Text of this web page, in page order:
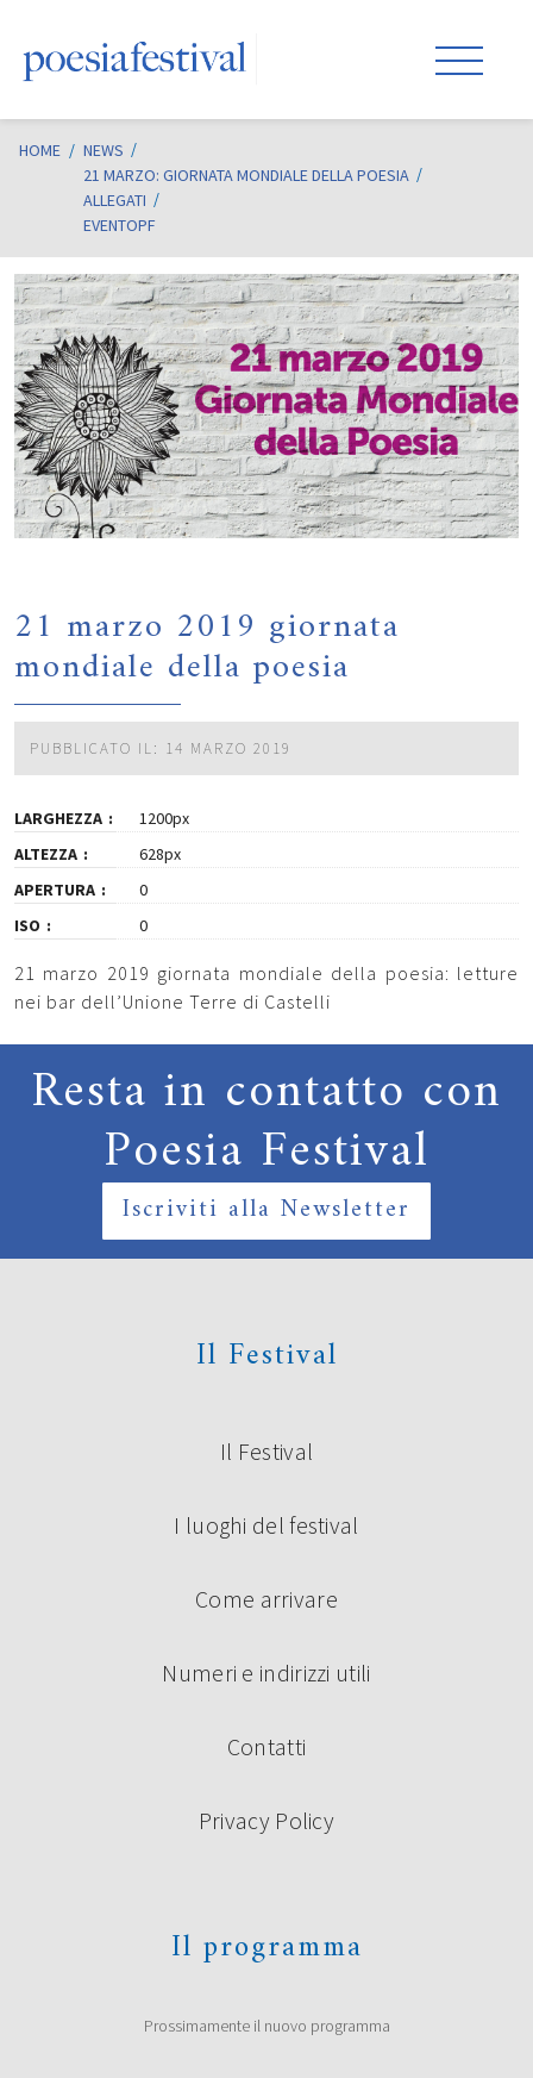
HOME / NEWS
21 MARZO: GIORNATA MONDIALE DELLA POESIA
ALLEGATI
EVENTOPF
21 marzo 2019 giornata
mondiale della poesia
PUBBLICATO IL: 14 MARZO 2019
LARGHEZZA
1200px
ALTEZZA
628px
APERTURA
0
ISO
0
21 marzo 2019 giornata mondiale della poesia: letture
nei bar dell’Unione Terre di Castelli
Resta in contatto con
Poesia Festival
Iscriviti alla Newsletter
Il Festival
Il Festival
I luoghi del festival
Come arrivare
Numeri e indirizzi utili
Contatti
Privacy Policy
Il programma
Prossimamente il nuovo programma